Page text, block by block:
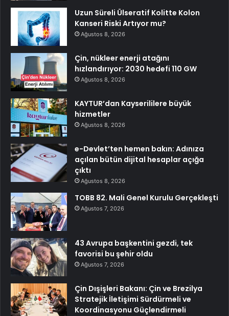
Uzun Süreli Ülseratif Kolitte Kolon
Kanseri Riski Artıyor mu?
Ağustos 8, 2026
Çin, nükleer enerji atağını
hızlandırıyor: 2030 hedefi 110 GW
Ağustos 8, 2026
KAYTUR’dan Kayserililere büyük
hizmetler
Ağustos 8, 2026
e-Devlet’ten hemen bakın: Adınıza
açılan bütün dijital hesaplar açığa
çıktı
Ağustos 8, 2026
TOBB 82. Mali Genel Kurulu Gerçekleşti
Ağustos 7, 2026
43 Avrupa başkentini gezdi, tek
favorisi bu şehir oldu
Ağustos 7, 2026
Çin Dışişleri Bakanı: Çin ve Brezilya
Stratejik İletişimi Sürdürmeli ve
Koordinasyonu Güçlendirmeli